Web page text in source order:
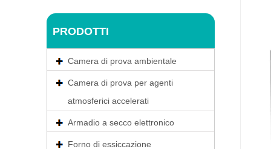
PRODOTTI
Camera di prova ambientale
Camera di prova per agenti
atmosferici accelerati
Armadio a secco elettronico
Forno di essiccazione